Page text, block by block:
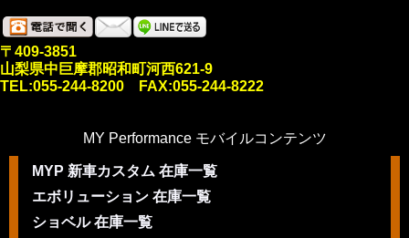
〒409-3851
山梨県中巨摩郡昭和町河西621-9
TEL:055-244-8200 FAX:055-244-8222
MY Performance モバイルコンテンツ
MYP 新車カスタム 在庫一覧
エボリューション 在庫一覧
ショベル 在庫一覧